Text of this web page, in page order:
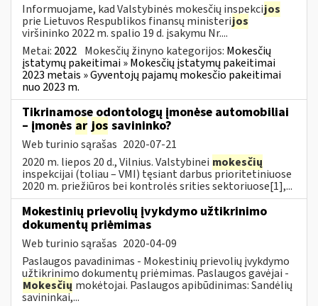
Informuojame, kad Valstybinės mokesčių inspekcijos
prie Lietuvos Respublikos finansų ministerijos
viršininko 2022 m. spalio 19 d. įsakymu Nr....
Metai: 2022 Mokesčių žinyno kategorijos: Mokesčių
įstatymų pakeitimai » Mokesčių įstatymų pakeitimai
2023 metais » Gyventojų pajamų mokesčio pakeitimai
nuo 2023 m.
Tikrinamose odontologų įmonėse automobiliai
– įmonės ar jos savininko?
Web turinio sąrašas 2020-07-21
2020 m. liepos 20 d., Vilnius. Valstybinei mokesčių
inspekcijai (toliau – VMI) tęsiant darbus prioritetiniuose
2020 m. priežiūros bei kontrolės srities sektoriuose[1],...
Mokestinių prievolių įvykdymo užtikrinimo
dokumentų priėmimas
Web turinio sąrašas 2020-04-09
Paslaugos pavadinimas - Mokestinių prievolių įvykdymo
užtikrinimo dokumentų priėmimas. Paslaugos gavėjai -
Mokesčių mokėtojai. Paslaugos apibūdinimas: Sandėlių
savininkai,...